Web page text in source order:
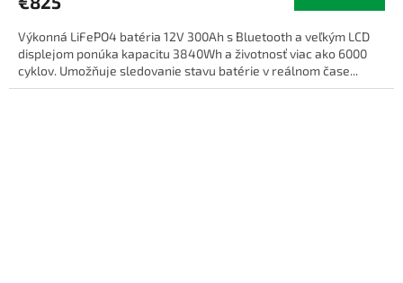
M
Výkonná LiFePO4 batéria 12V 300Ah s Bluetooth a veľkým LCD
displejom ponúka kapacitu 3840Wh a životnosť viac ako 6000
cyklov. Umožňuje sledovanie stavu batérie v reálnom čase...